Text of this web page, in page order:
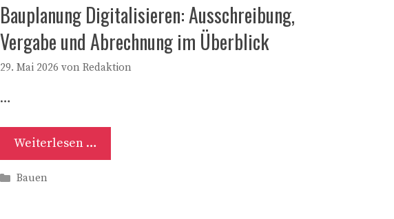
Bauplanung Digitalisieren: Ausschreibung,
Vergabe und Abrechnung im Überblick
29. Mai 2026 von Redaktion
…
Weiterlesen …
Kategorien
Bauen